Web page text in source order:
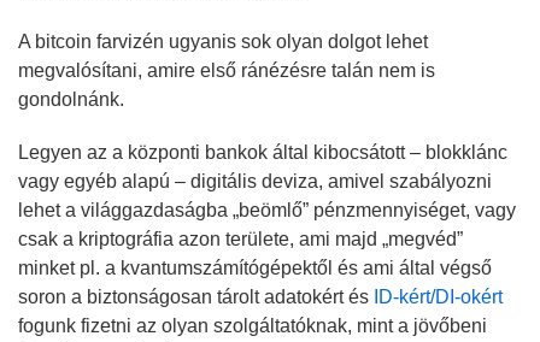
A bitcoin farvizén ugyanis sok olyan dolgot lehet
megvalósítani, amire első ránézésre talán nem is
gondolnánk.
Legyen az a központi bankok által kibocsátott – blokklánc
vagy egyéb alapú – digitális deviza, amivel szabályozni
lehet a világgazdaságba „beömlő” pénzmennyiséget, vagy
csak a kriptográfia azon területe, ami majd „megvéd”
minket pl. a kvantumszámítógépektől és ami által végső
soron a biztonságosan tárolt adatokért és ID-kért/DI-okért
fogunk fizetni az olyan szolgáltatóknak, mint a jövőbeni